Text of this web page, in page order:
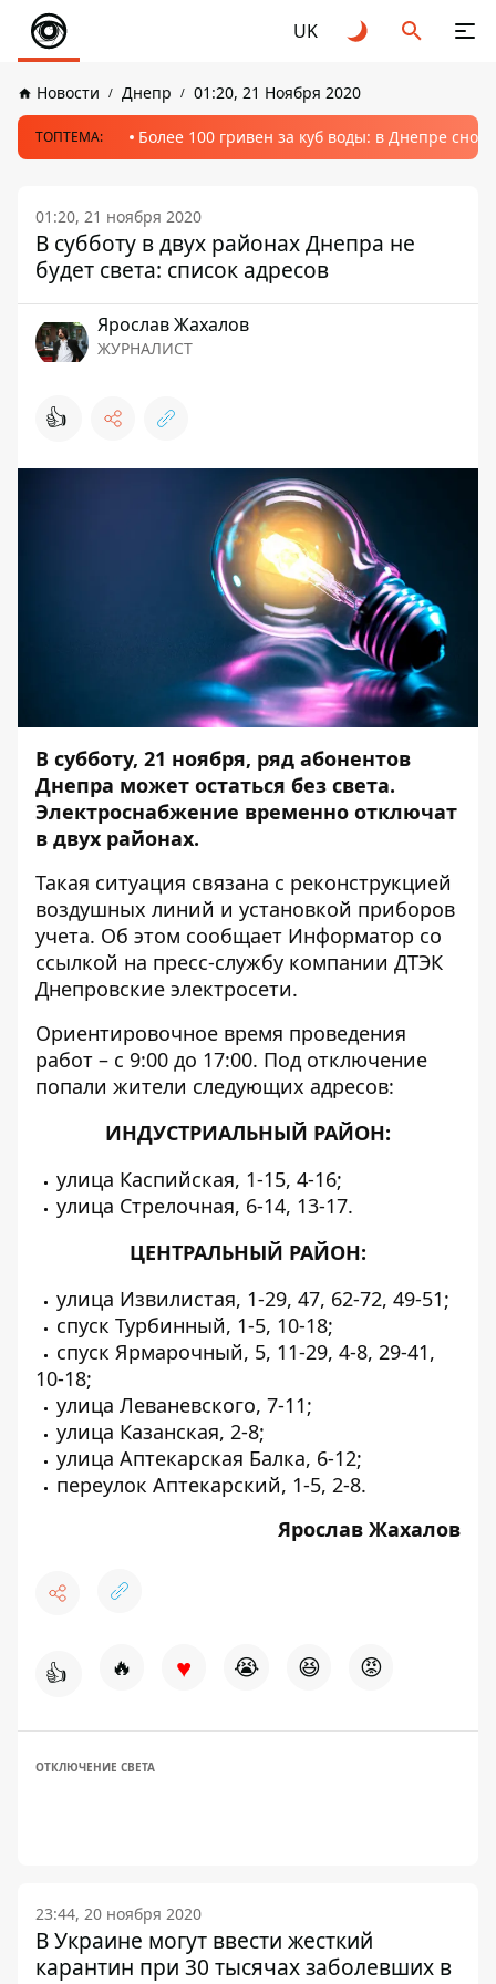
UK
Новости Днепр 01:20, 21 Ноября 2020
ТОПТЕМА: Более 100 гривен за куб воды: в Днепре
01:20, 21 ноября 2020
В субботу в двух районах Днепра не
будет света: список адресов
Ярослав Жахалов
ЖУРНАЛИСТ
👍
В субботу, 21 ноября, ряд абонентов
Днепра может остаться без света.
Электроснабжение временно отключат
в двух районах.
Такая ситуация связана с реконструкцией
воздушных линий и установкой приборов
учета. Об этом сообщает Информатор со
ссылкой на пресс-службу компании ДТЭК
Днепровские электросети.
Ориентировочное время проведения
работ – с 9:00 до 17:00. Под отключение
попали жители следующих адресов:
ИНДУСТРИАЛЬНЫЙ РАЙОН:
улица Каспийская, 1-15, 4-16;
улица Стрелочная, 6-14, 13-17.
ЦЕНТРАЛЬНЫЙ РАЙОН:
улица Извилистая, 1-29, 47, 62-72, 49-51;
спуск Турбинный, 1-5, 10-18;
спуск Ярмарочный, 5, 11-29, 4-8, 29-41,
10-18;
улица Леваневского, 7-11;
улица Казанская, 2-8;
улица Аптекарская Балка, 6-12;
переулок Аптекарский, 1-5, 2-8.
Ярослав Жахалов
👍 🔥 ♥ 😭 😆 😡
ОТКЛЮЧЕНИЕ СВЕТА
23:44, 20 ноября 2020
В Украине могут ввести жесткий
карантин при 30 тысячах заболевших в